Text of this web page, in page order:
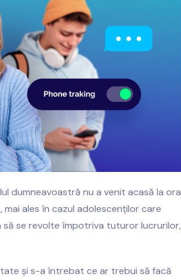
dumneavoastră nu a venit acasă la ora
ales în cazul adolescenților care
se revolte împotriva tuturor lucrurilor,
și s-a întrebat ce ar trebui să facă